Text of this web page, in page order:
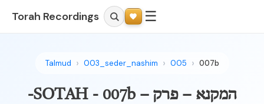
Torah Recordings ☰
Talmud 003_seder_nashim 005 007b
-SOTAH - 007b – המקנא – פרק